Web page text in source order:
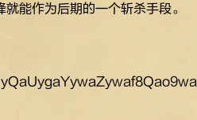
能作为后期的一个斩杀手段。